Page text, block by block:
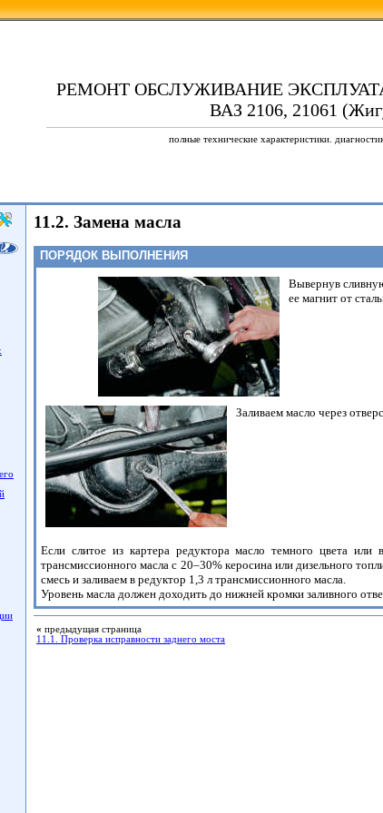
РЕМОНТ ОБСЛУЖИВАНИЕ
ВАЗ 2106, 21061
полные технические характеристики.
11.2. Замена масла
ПОРЯДОК ВЫПОЛНЕНИЯ
Вывернув
ее магнит от
Заливаем масло через
Если слитое из картера редуктора масло темного цвета
трансмиссионного масла с 20–30% керосина или дизельного
смесь и заливаем в редуктор 1,3 л трансмиссионного масла.
Уровень масла должен доходить до нижней кромки заливного
« предыдущая страница
11.1. Проверка исправности заднего моста